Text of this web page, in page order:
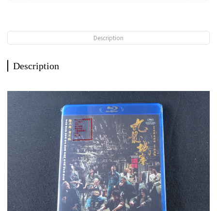
Description
Description